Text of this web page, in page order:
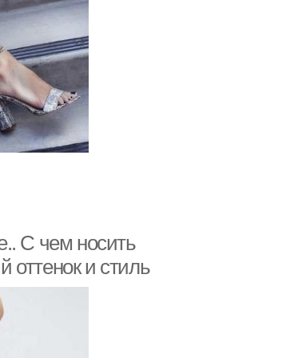
С чем носить
и стиль